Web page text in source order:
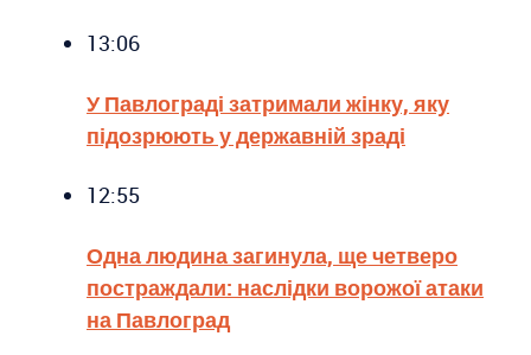
13:06
У Павлограді затримали жінку, яку
підозрюють у державній зраді
12:55
Одна людина загинула, ще четверо
постраждали: наслідки ворожої атаки
на Павлоград